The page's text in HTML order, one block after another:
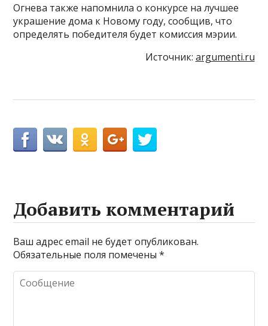
Огнева также напомнила о конкурсе на лучшее
украшение дома к Новому году, сообщив, что
определять победителя будет комиссия мэрии.
Источник: argumenti.ru
Добавить комментарий
Ваш адрес email не будет опубликован.
Обязательные поля помечены*